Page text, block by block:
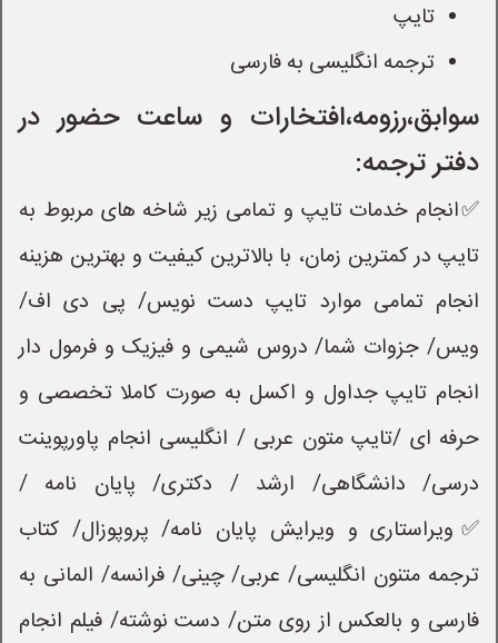
تایپ
ترجمه انگلیسی به فارسی
سوابق،رزومه،افتخارات و ساعت حضور در
دفتر ترجمه:
✅انجام خدمات تایپ و تمامی زیر شاخه های مربوط به
تایپ در کمترین زمان، با بالاترین کیفیت و بهترین هزینه
انجام تمامی موارد تایپ دست نویس/ پی دی اف/
ویس/ جزوات شما/ دروس شیمی و فیزیک و فرمول دار
انجام تایپ جداول و اکسل به صورت کاملا تخصصی و
حرفه ای /تایپ متون عربی / انگلیسی انجام پاورپوینت
درسی/ دانشگاهی/ ارشد / دکتری/ پایان نامه /
✅ویراستاری و ویرایش پایان نامه/ پروپوزال/ کتاب
ترجمه متنون انگلیسی/ عربی/ چینی/ فرانسه/ المانی به
فارسی و بالعکس از روی متن/ دست نوشته/ فیلم انجام